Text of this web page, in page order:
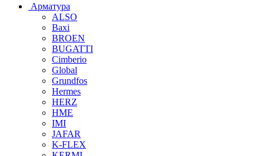
Арматура
ALSO
Baxi
BROEN
BUGATTI
Cimberio
Global
Grundfos
Hermes
HERZ
HME
IMI
JAFAR
K-FLEX